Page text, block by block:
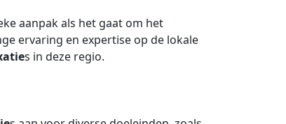
aanpak als het gaat om het
ervaring en expertise op de lokale
s in deze regio.